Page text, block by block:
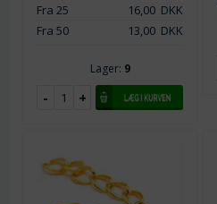
Fra 25 16,00DKK
Fra 50
13,00DKK
Lager: 9